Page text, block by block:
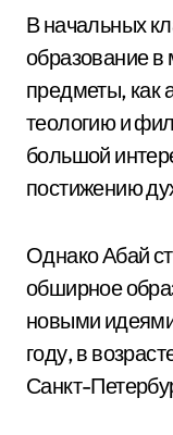
В начальных
образование в
предметы, как
теологию и
большой
постижению
Однако Абай
обширное
новыми
году, в
Санкт-